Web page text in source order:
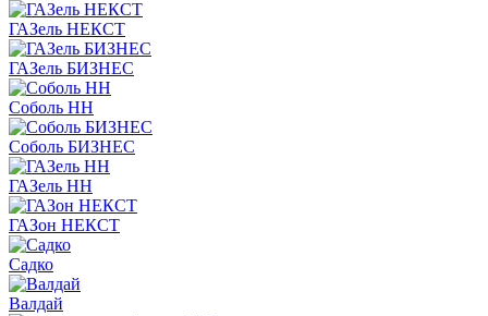
ГАЗель НЕКСТ
ГАЗель БИЗНЕС
Соболь НН
Соболь БИЗНЕС
ГАЗель НН
ГАЗон НЕКСТ
Садко
Валдай